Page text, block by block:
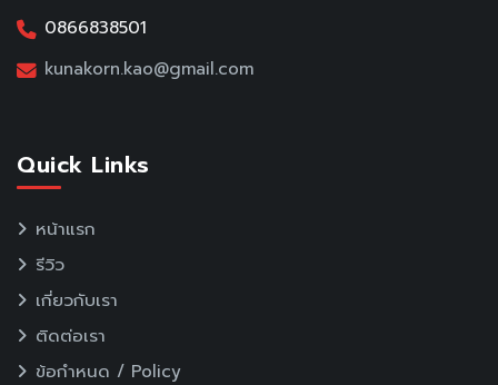
0866838501
kunakorn.kao@gmail.com
Quick Links
หน้าแรก
รีวิว
เกี่ยวกับเรา
ติดต่อเรา
ข้อกำหนด / Policy